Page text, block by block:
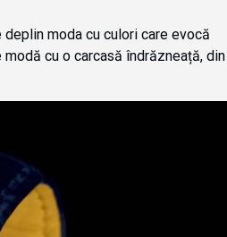
moda cu culori care evocă
cu o carcasă îndrăzneață, din